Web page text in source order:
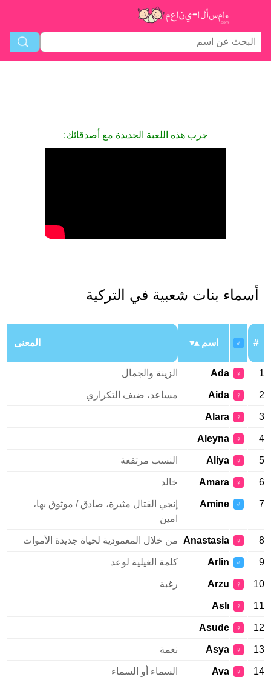
جرب هذه اللعبة الجديدة مع أصدقائك:
أسماء بنات شعبية في التركية
#
♂ اسم المعنى
1
♀
Ada الزينة والجمال
2
♀
Aida مساعد، ضيف التكراري
3
♀
Alara
4
♀
Aleyna
5
♀
Aliya النسب مرتفعة
6
♀
Amara خالد
7
♂
Amine
إنجي القتال مثيرة، صادق / موثوق بها،
امين
8
♀
Anastasia من خلال المعمودية لحياة جديدة الأموات
9
♂
Arlin كلمة الغيلية لوعد
10
♀
Arzu رغبة
11
♀
Aslı
12
♀
Asude
13
♀
Asya نعمة
14
♀
Ava السماء أو السماء